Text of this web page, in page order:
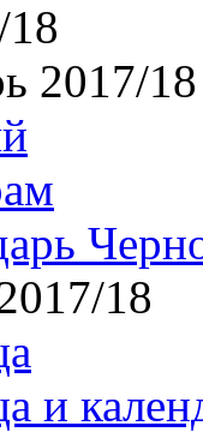
2017/18
18
и